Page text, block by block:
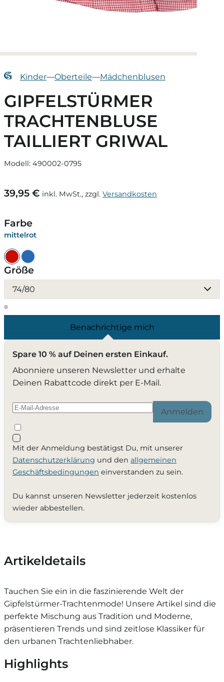
Kinder—Oberteile—Mädchenblusen
GIPFELSTÜRMER
TRACHTENBLUSE
TAILLIERT GRIWAL
Modell: 490002-0795
39,95 € inkl. MwSt., zzgl. Versandkosten
Farbe
mittelrot
Größe
74/80
Benachrichtige mich
Spare 10 % auf Deinen ersten Einkauf.
Abonniere unseren Newsletter und erhalte
Deinen Rabattcode direkt per E-Mail.
Anmelden
Mit der Anmeldung bestätigst Du, mit unserer
Datenschutzerklärung und den allgemeinen
Geschäftsbedingungen einverstanden zu sein.
Du kannst unseren Newsletter jederzeit kostenlos
wieder abbestellen.
Artikeldetails
Tauchen Sie ein in die faszinierende Welt der
Gipfelstürmer-Trachtenmode! Unsere Artikel sind die
perfekte Mischung aus Tradition und Moderne,
präsentieren Trends und sind zeitlose Klassiker für
den urbanen Trachtenliebhaber.
Highlights